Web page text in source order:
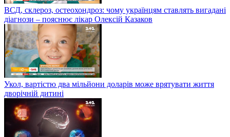
ВСД, склероз, остеохондроз: чому українцям ставлять вигадані
діагнози – пояснює лікар Олексій Казаков
Укол, вартістю два мільйони доларів може врятувати життя
дворічній дитині